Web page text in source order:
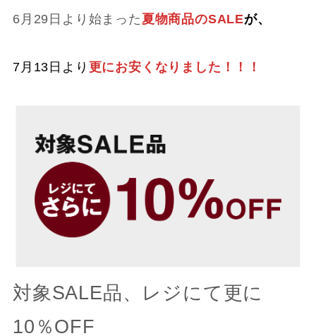
6月29日より始まった 夏物商品のSALEが、
7月13日より 更にお安くなりました！！！
対象SALE品、レジにて更に
10％OFF